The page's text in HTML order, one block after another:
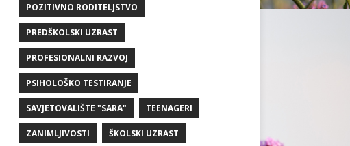
POZITIVNO RODITELJSTVO
PREDŠKOLSKI UZRAST
PROFESIONALNI RAZVOJ
PSIHOLOŠKO TESTIRANJE
SAVJETOVALIŠTE "SARA" TEENAGERI
ZANIMLJIVOSTI ŠKOLSKI UZRAST